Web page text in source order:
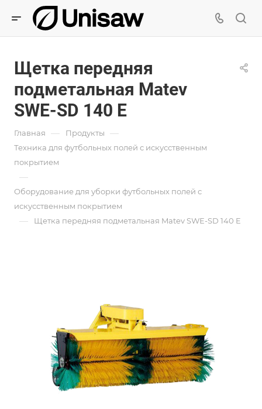
Щетка передняя
подметальная Matev
SWE-SD 140 E
Главная — Продукты —
Техника для футбольных полей с искусственным
покрытием
—
Оборудование для уборки футбольных полей с
искусственным покрытием
— Щетка передняя подметальная Matev SWE-SD 140 E